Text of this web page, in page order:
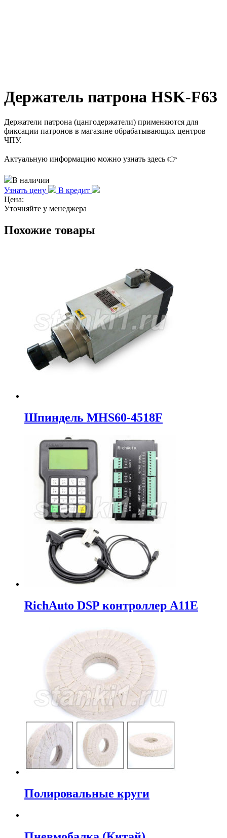
Держатель патрона HSK-F63
Держатели патрона (цангодержатели) применяются для
фиксации патронов в магазине обрабатывающих центров
ЧПУ.
Актуальную информацию можно узнать здесь 👉
В наличии
Узнать цену
В кредит
Цена:
Уточняйте у менеджера
Похожие товары
Шпиндель MHS60-4518F
RichAuto DSP контроллер A11E
Полировальные круги